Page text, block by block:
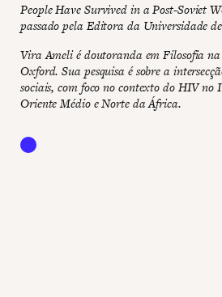
People Have Survived in a Post-Soviet
passado pela Editora da Universidade
Vira Ameli é doutoranda em Filosofia
Oxford. Sua pesquisa é sobre a
sociais, com foco no contexto do HIV no
Oriente Médio e Norte da África.